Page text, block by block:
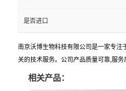
是否进口
南京沃博生物科技有限公司是一家专注
关的技术服务。公司产品质量可靠,服
相关产品：